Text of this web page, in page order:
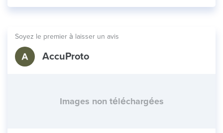
Soyez le premier à laisser un avis
AccuProto
Images non téléchargées